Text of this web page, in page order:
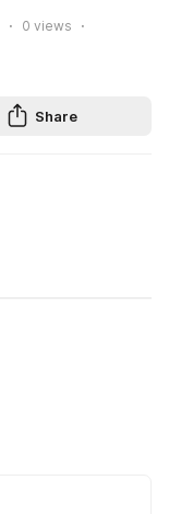
0 views
Share